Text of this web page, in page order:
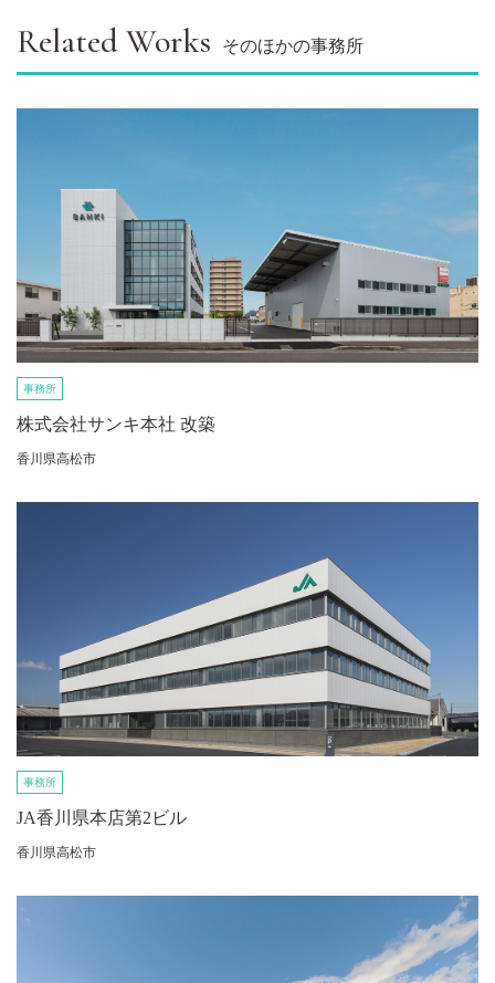
Related Works そのほかの事務所
事務所
株式会社サンキ本社 改築
香川県高松市
事務所
JA香川県本店第2ビル
香川県高松市